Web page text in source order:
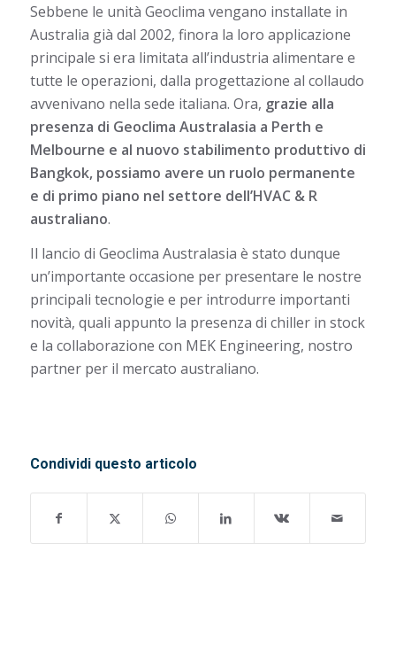
Sebbene le unità Geoclima vengano installate in
Australia già dal 2002, finora la loro applicazione
principale si era limitata all’industria alimentare e
tutte le operazioni, dalla progettazione al collaudo
avvenivano nella sede italiana. Ora, grazie alla
presenza di Geoclima Australasia a Perth e
Melbourne e al nuovo stabilimento produttivo di
Bangkok, possiamo avere un ruolo permanente
e di primo piano nel settore dell’HVAC & R
australiano.
Il lancio di Geoclima Australasia è stato dunque
un’importante occasione per presentare le nostre
principali tecnologie e per introdurre importanti
novità, quali appunto la presenza di chiller in stock
e la collaborazione con MEK Engineering, nostro
partner per il mercato australiano.
Condividi questo articolo